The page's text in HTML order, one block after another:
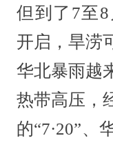
但到了7至
开启，旱涝
华北暴雨越
热带高压，
的“7·20”、